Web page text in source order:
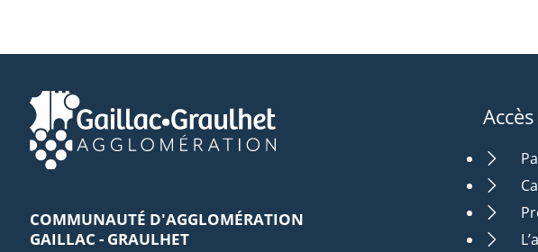
COMMUNAUTÉ D'AGGLOMÉRATION
GAILLAC - GRAULHET